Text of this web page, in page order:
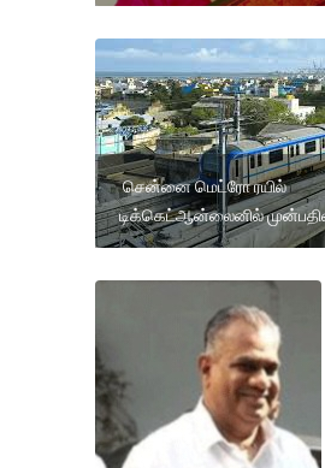
சென்னை மெட்ரோ ரயில்
டிக்கெட்ஆன்லைனில் முன்பதிவு